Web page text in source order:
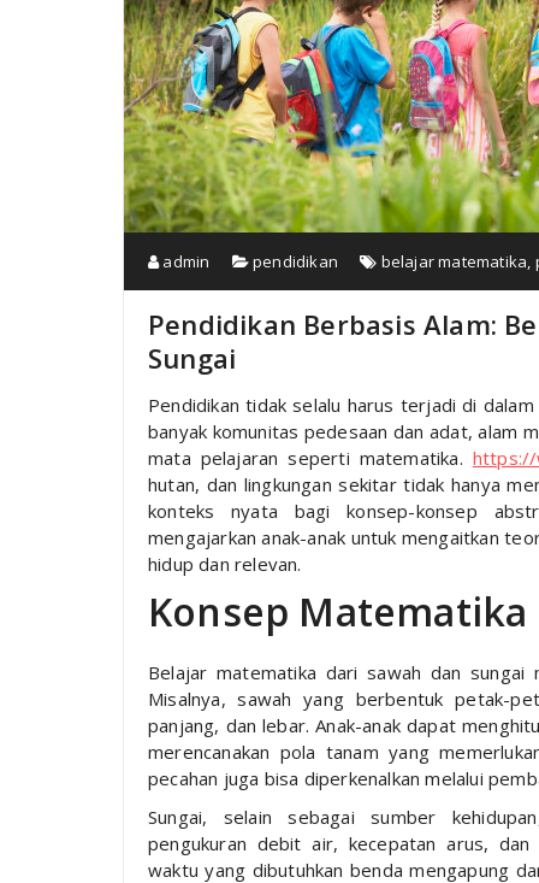
admin pendidikan belajar matematika,
Pendidikan Berbasis Alam:
Sungai
Pendidikan tidak selalu harus terjadi di
banyak komunitas pedesaan dan adat, alam
mata pelajaran seperti matematika. https://
hutan, dan lingkungan sekitar tidak hanya
konteks nyata bagi konsep-konsep
mengajarkan anak-anak untuk mengaitkan
hidup dan relevan.
Konsep
Belajar matematika dari sawah dan sungai
Misalnya, sawah yang berbentuk petak-
panjang, dan lebar. Anak-anak dapat
merencanakan pola tanam yang
pecahan juga bisa diperkenalkan melalui
Sungai, selain sebagai sumber
pengukuran debit air, kecepatan arus,
waktu yang dibutuhkan benda mengapung